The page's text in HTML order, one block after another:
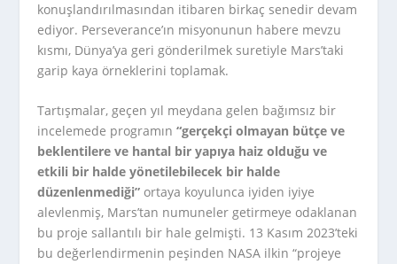
konuşlandırılmasından itibaren birkaç senedir devam
ediyor. Perseverance’ın misyonunun habere mevzu
kısmı, Dünya’ya geri gönderilmek suretiyle Mars’taki
garip kaya örneklerini toplamak.
Tartışmalar, geçen yıl meydana gelen bağımsız bir
incelemede programın“gerçekçi olmayan bütçe ve
beklentilere ve hantal bir yapıya haiz olduğu ve
etkili bir halde yönetilebilecek bir halde
düzenlenmediği” ortaya koyulunca iyiden iyiye
alevlenmiş, Mars’tan numuneler getirmeye odaklanan
bu proje sallantılı bir hale gelmişti. 13 Kasım 2023’teki
bu değerlendirmenin peşinden NASA ilkin “projeye